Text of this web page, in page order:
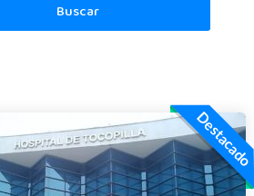
Buscar
Destacado